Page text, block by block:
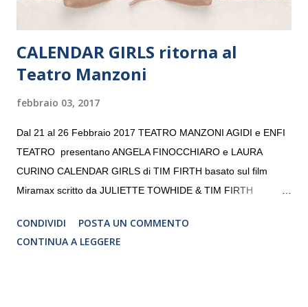
CALENDAR GIRLS ritorna al
Teatro Manzoni
febbraio 03, 2017
Dal 21 al 26 Febbraio 2017 TEATRO MANZONI AGIDI e ENFI
TEATRO presentano ANGELA FINOCCHIARO e LAURA
CURINO CALENDAR GIRLS di TIM FIRTH basato sul film
Miramax scritto da JULIETTE TOWHIDE & TIM FIRTH
CRISTINA PEZZOLI
CONDIVIDI
POSTA UN COMMENTO
CONTINUA A LEGGERE